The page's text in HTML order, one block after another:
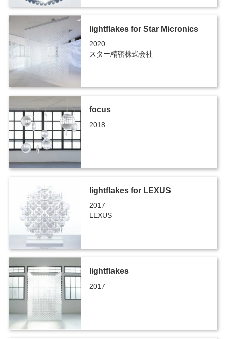
lightflakes for Star Micronics
2020
スター精密株式会社
focus
2018
lightflakes for LEXUS
2017
LEXUS
lightflakes
2017